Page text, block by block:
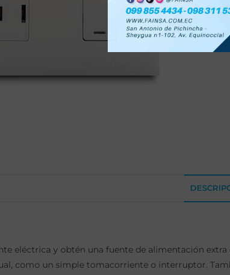
eléctrica y obtén una fuente de alimentación
como un simple tomacorriente o interruptor.